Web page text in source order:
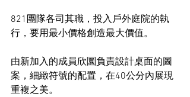
821團隊各司其職，投入戶外庭院的執
行，要用最小價格創造最大價值。
由新加入的成員欣圜負責設計桌面的圖
案，細緻符號的配置，在40公分內展現
重複之美。